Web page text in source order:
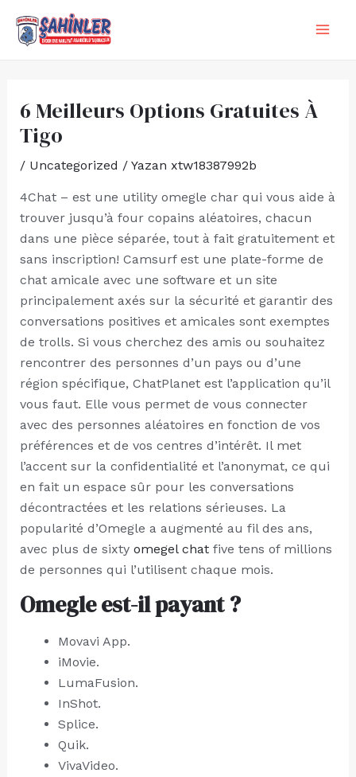
atla
6 Meilleurs Options Gratuites À
Tigo
/ Uncategorized / Yazan xtw18387992b
4Chat – est une utility omegle char qui vous aide à
trouver jusqu’à four copains aléatoires, chacun
dans une pièce séparée, tout à fait gratuitement et
sans inscription! Camsurf est une plate-forme de
chat amicale avec une software et un site
principalement axés sur la sécurité et garantir des
conversations positives et amicales sont exemptes
de trolls. Si vous cherchez des amis ou souhaitez
rencontrer des personnes d’un pays ou d’une
région spécifique, ChatPlanet est l’application qu’il
vous faut. Elle vous permet de vous connecter
avec des personnes aléatoires en fonction de vos
préférences et de vos centres d’intérêt. Il met
l’accent sur la confidentialité et l’anonymat, ce qui
en fait un espace sûr pour les conversations
décontractées et les relations sérieuses. La
popularité d’Omegle a augmenté au fil des ans,
avec plus de sixty omegel chatfive tens of millions
de personnes qui l’utilisent chaque mois.
Omegle est-il payant ?
Movavi App.
iMovie.
LumaFusion.
InShot.
Splice.
Quik.
VivaVideo.
dolaşımı